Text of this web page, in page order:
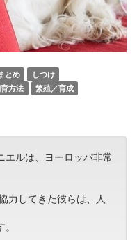
とめ
しつけ
方法
繁殖／育成
エルは、ヨーロッパ非常
力してきた彼らは、人